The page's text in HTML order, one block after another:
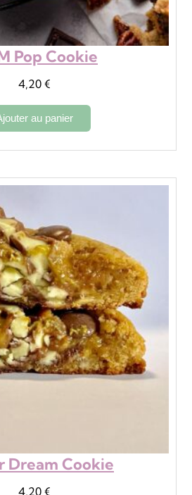
Pop Cookie
4,20 €
au panier
Dream Cookie
4,20 €